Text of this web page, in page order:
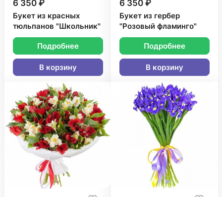
6 350 ₽
Букет из красных
тюльпанов "Школьник"
Подробнее
В корзину
6 350 ₽
Букет из гербер
"Розовый фламинго"
Подробнее
В корзину